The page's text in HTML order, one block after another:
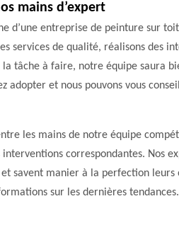
mains d’expert
d’une entreprise de peinture sur
services de qualité, réalisons des
tâche à faire, notre équipe saura
adopter et nous pouvons vous
les mains de notre équipe
correspondantes. Nos
savent manier à la perfection
sur les dernières tendances.